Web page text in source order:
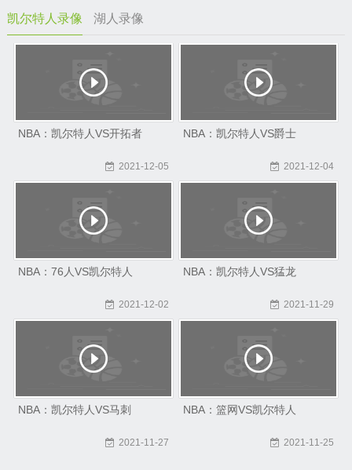
凯尔特人录像 湖人录像
NBA：凯尔特人VS开拓者
2021-12-05
NBA：凯尔特人VS爵士
2021-12-04
NBA：76人VS凯尔特人
2021-12-02
NBA：凯尔特人VS猛龙
2021-11-29
NBA：凯尔特人VS马刺
2021-11-27
NBA：篮网VS凯尔特人
2021-11-25